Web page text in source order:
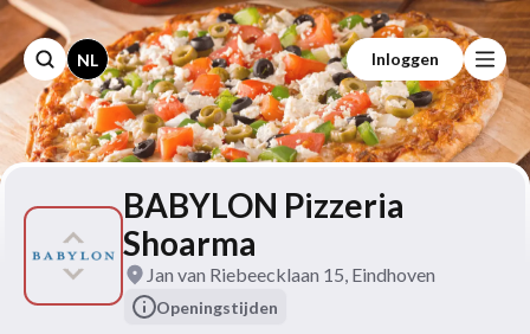
NL Inloggen
BABYLON Pizzeria
Shoarma
Jan van Riebeecklaan 15, Eindhoven
Openingstijden